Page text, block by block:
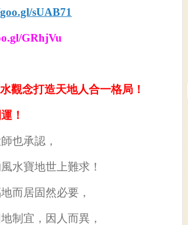
sUAB71
GRhjVu
觀念打造天地人合一格局！
！
也承認，
水寶地世上難求！
而居固然必要，
制宜，因人而異，